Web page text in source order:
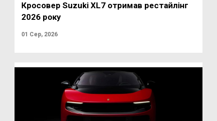
Кросовер Suzuki XL7 отримав рестайлінг
2026 року
01 Сер, 2026